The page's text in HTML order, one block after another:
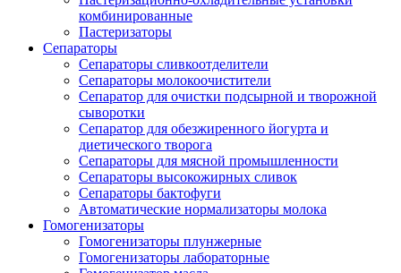
комбинированные
Пастеризаторы
Сепараторы
Сепараторы сливкоотделители
Сепараторы молокоочистители
Сепаратор для очистки подсырной и творожной
сыворотки
Сепаратор для обезжиренного йогурта и
диетического творога
Сепараторы для мясной промышленности
Сепараторы высокожирных сливок
Сепараторы бактофуги
Автоматические нормализаторы молока
Гомогенизаторы
Гомогенизаторы плунжерные
Гомогенизаторы лабораторные